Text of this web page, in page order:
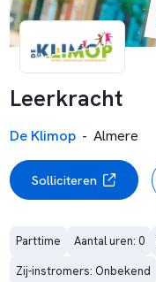
Leerkracht
De Klimop - Almere
Solliciteren
Parttime Aantal uren: 0
Zij-instromers: Onbekend